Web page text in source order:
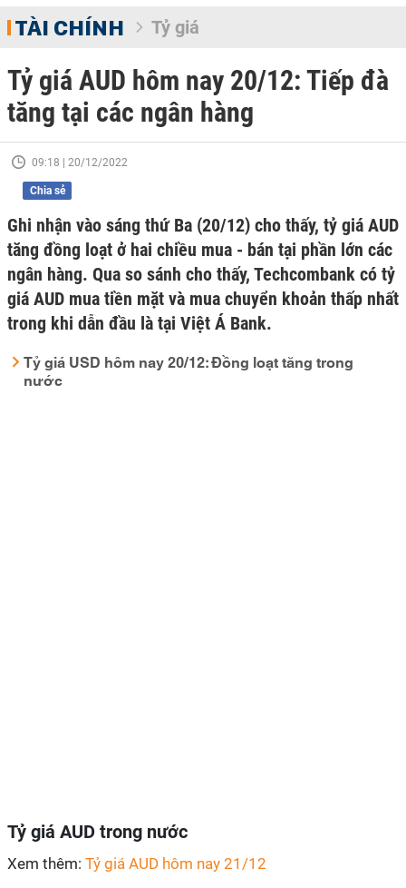
TÀI CHÍNH Tỷ giá
Tỷ giá AUD hôm nay 20/12: Tiếp đà
tăng tại các ngân hàng
09:18 | 20/12/2022
Chia sẻ
Ghi nhận vào sáng thứ Ba (20/12) cho thấy, tỷ giá AUD
tăng đồng loạt ở hai chiều mua - bán tại phần lớn các
ngân hàng. Qua so sánh cho thấy, Techcombank có tỷ
giá AUD mua tiền mặt và mua chuyển khoản thấp nhất
trong khi dẫn đầu là tại Việt Á Bank.
Tỷ giá USD hôm nay 20/12: Đồng loạt tăng trong
nước
Tỷ giá AUD trong nước
Xem thêm: Tỷ giá AUD hôm nay 21/12